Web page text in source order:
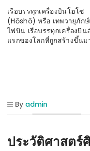
บรรทุกเครื่องบินลำแ
ของโลก
เรือบรรทุกเครื่องบินโฮโซ
(Hōshō) หรือ เทพวายุภัก
ไฟบิน เรือบรรทุกเครื่องบิน
แรกของโลกที่ถูกสร้างขึ้นม
By admin
ประวัติศาสต